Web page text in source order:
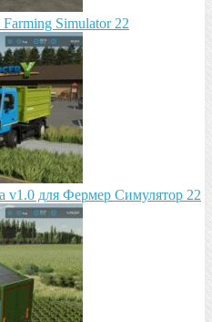
Simulator 22
для Фермер Симулятор 22